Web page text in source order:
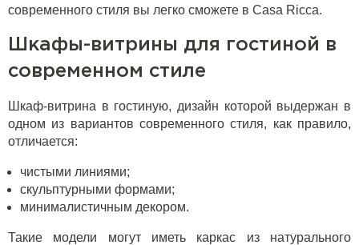
современного стиля вы легко сможете в Casa Ricca.
Шкафы-витрины для гостиной в
современном стиле
Шкаф-витрина в гостиную, дизайн которой выдержан в
одном из вариантов современного стиля, как правило,
отличается:
чистыми линиями;
скульптурными формами;
минималистичным декором.
Такие модели могут иметь каркас из натурального